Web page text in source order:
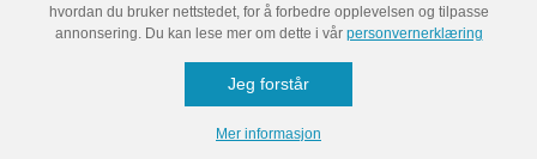
Kommentarer
hvordan du bruker nettstedet, for å forbedre opplevelsen og tilpasse
annonsering. Du kan lese mer om dette i vår personvernerklæring
Jeg forstår
Mer informasjon